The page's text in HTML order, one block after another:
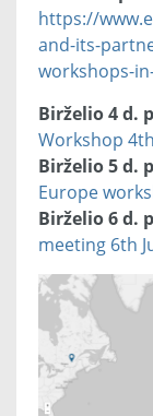
https://
and-its-
workshops-
Birželio 4 d.
Workshop
Birželio 5 d.
Europe
Birželio 6 d.
meeting 6th